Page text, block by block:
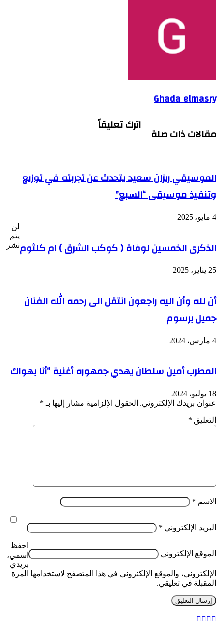
Ghada elmasry
مقالات ذات صلة
الموسيقي ريزان سعيد يتحدث عن تجربته في توزيع
وتنفيذ موسيقى “السبع”
4 مايو، 2025
الذكرى الخمسين لوفاة ( كوكب الشرق ) ام كلثوم
25 يناير، 2025
أن لله وأن اليه راجعون انتقل الى رحمه الله الفنان
جميل برسوم
4 مارس، 2024
المطرب أمين سلطان يهدي جمهوره أغنية “أنا بهواك
18 يوليو، 2024
اترك تعليقاً
لن
يتم
نشر
عنوان بريدك الإلكتروني. الحقول الإلزامية مشار إليها بـ *
التعليق *
الاسم *
البريد الإلكتروني *
الموقع الإلكتروني
احفظ
اسمي،
بريدي
الإلكتروني، والموقع الإلكتروني في هذا المتصفح لاستخدامها المرة
المقبلة في تعليقي.